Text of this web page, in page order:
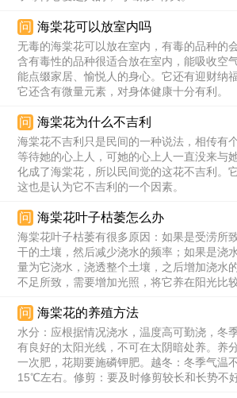
问 海棠花可以放室内吗
无毒的海棠花可以放在室内，有毒的品种的
含有毒性的品种很适合放在室内，能吸收空
能点缀家居、愉悦人的身心。它还有迎财纳
它还含有微量元素，对身体健康十分有利。
问 海棠花为什么不吉利
海棠花不吉利只是民间的一种说法，相传有
等待她的心上人，可她的心上人一直没来与
化成了海棠花，所以民间觉的这花不吉利。
这也是认为它不吉利的一个因素。
问 海棠花叶子枯萎怎么办
海棠花叶子枯萎有很多原因：如果是受涝所
干的土壤，然后减少浇水的频率；如果是浇
量为它浇水，浇透整个土壤，之后增加浇水
不足所致，需要增加光照，将它养在阳光比
问 海棠花的养殖方法
水分：应根据情况浇水，温度高可勤浇，冬
有良好的太阳光线，不可在太阴暗处养。养
一次肥，花期要施磷钾肥。越冬：冬季气温
15℃左右。修剪：要及时修剪较长和长势不